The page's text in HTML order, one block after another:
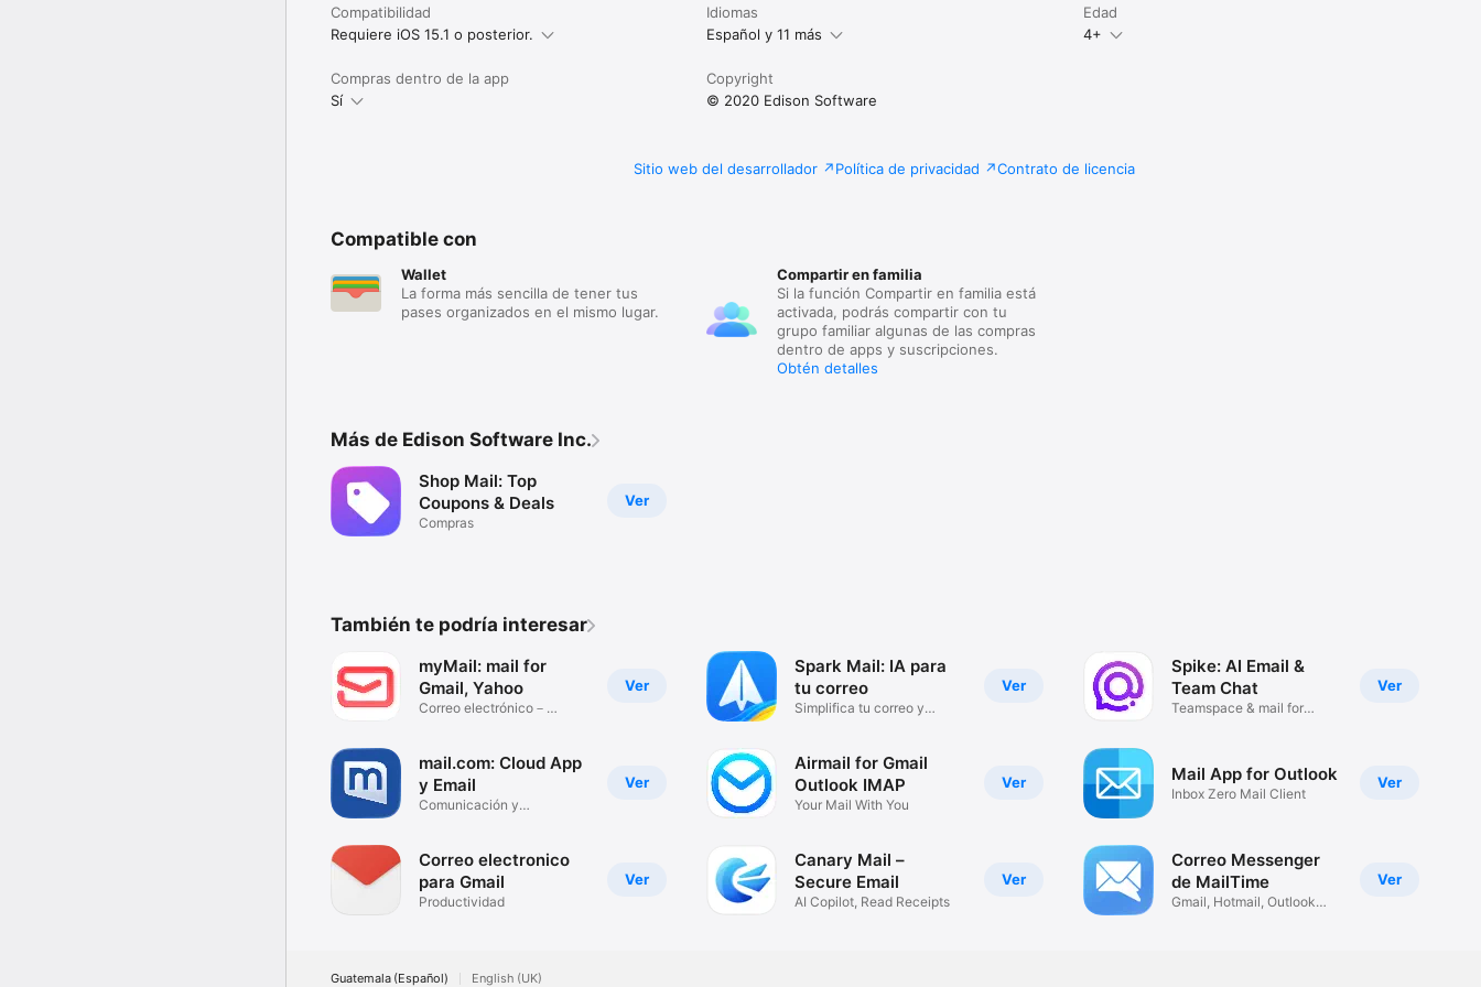
Compatibilidad
Requiere iOS 15.1 o posterior.
Idiomas
Español y 11 más
Edad
4+
Compras dentro de la app
Sí
Copyright
© 2020 Edison Software
Sitio web del desarrollador Política de privacidad Contrato de licencia
Compatible con
Wallet
La forma más sencilla de tener tus
pases organizados en el mismo lugar.
Compartir en familia
Si la función Compartir en familia está
activada, podrás compartir con tu
grupo familiar algunas de las compras
dentro de apps y suscripciones.
Obtén detalles
Más de Edison Software Inc.
Ver
Shop Mail: Top
Coupons & Deals
Compras
También te podría interesar
Ver
myMail: mail for
Gmail, Yahoo
Correo electrónico－
Ver
mail.com: Cloud App
y Email
Comunicación y
Ver
Correo electronico
para Gmail
Productividad
Ver
Spark Mail: IA para
tu correo
Simplifica tu correo y
Ver
Airmail for Gmail
Outlook IMAP
Your Mail With You
Ver
Canary Mail –
Secure Email
AI Copilot, Read Receipts
Ver
Spike: AI Email &
Team Chat
Teamspace & mail for
Ver
Mail App for Outlook
Inbox Zero Mail Client
Ver
Correo Messenger
de MailTime
Gmail, Hotmail, Outlook
Guatemala (Español) English (UK)